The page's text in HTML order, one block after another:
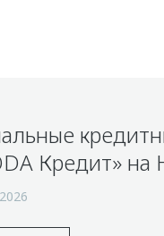
Кредит» на